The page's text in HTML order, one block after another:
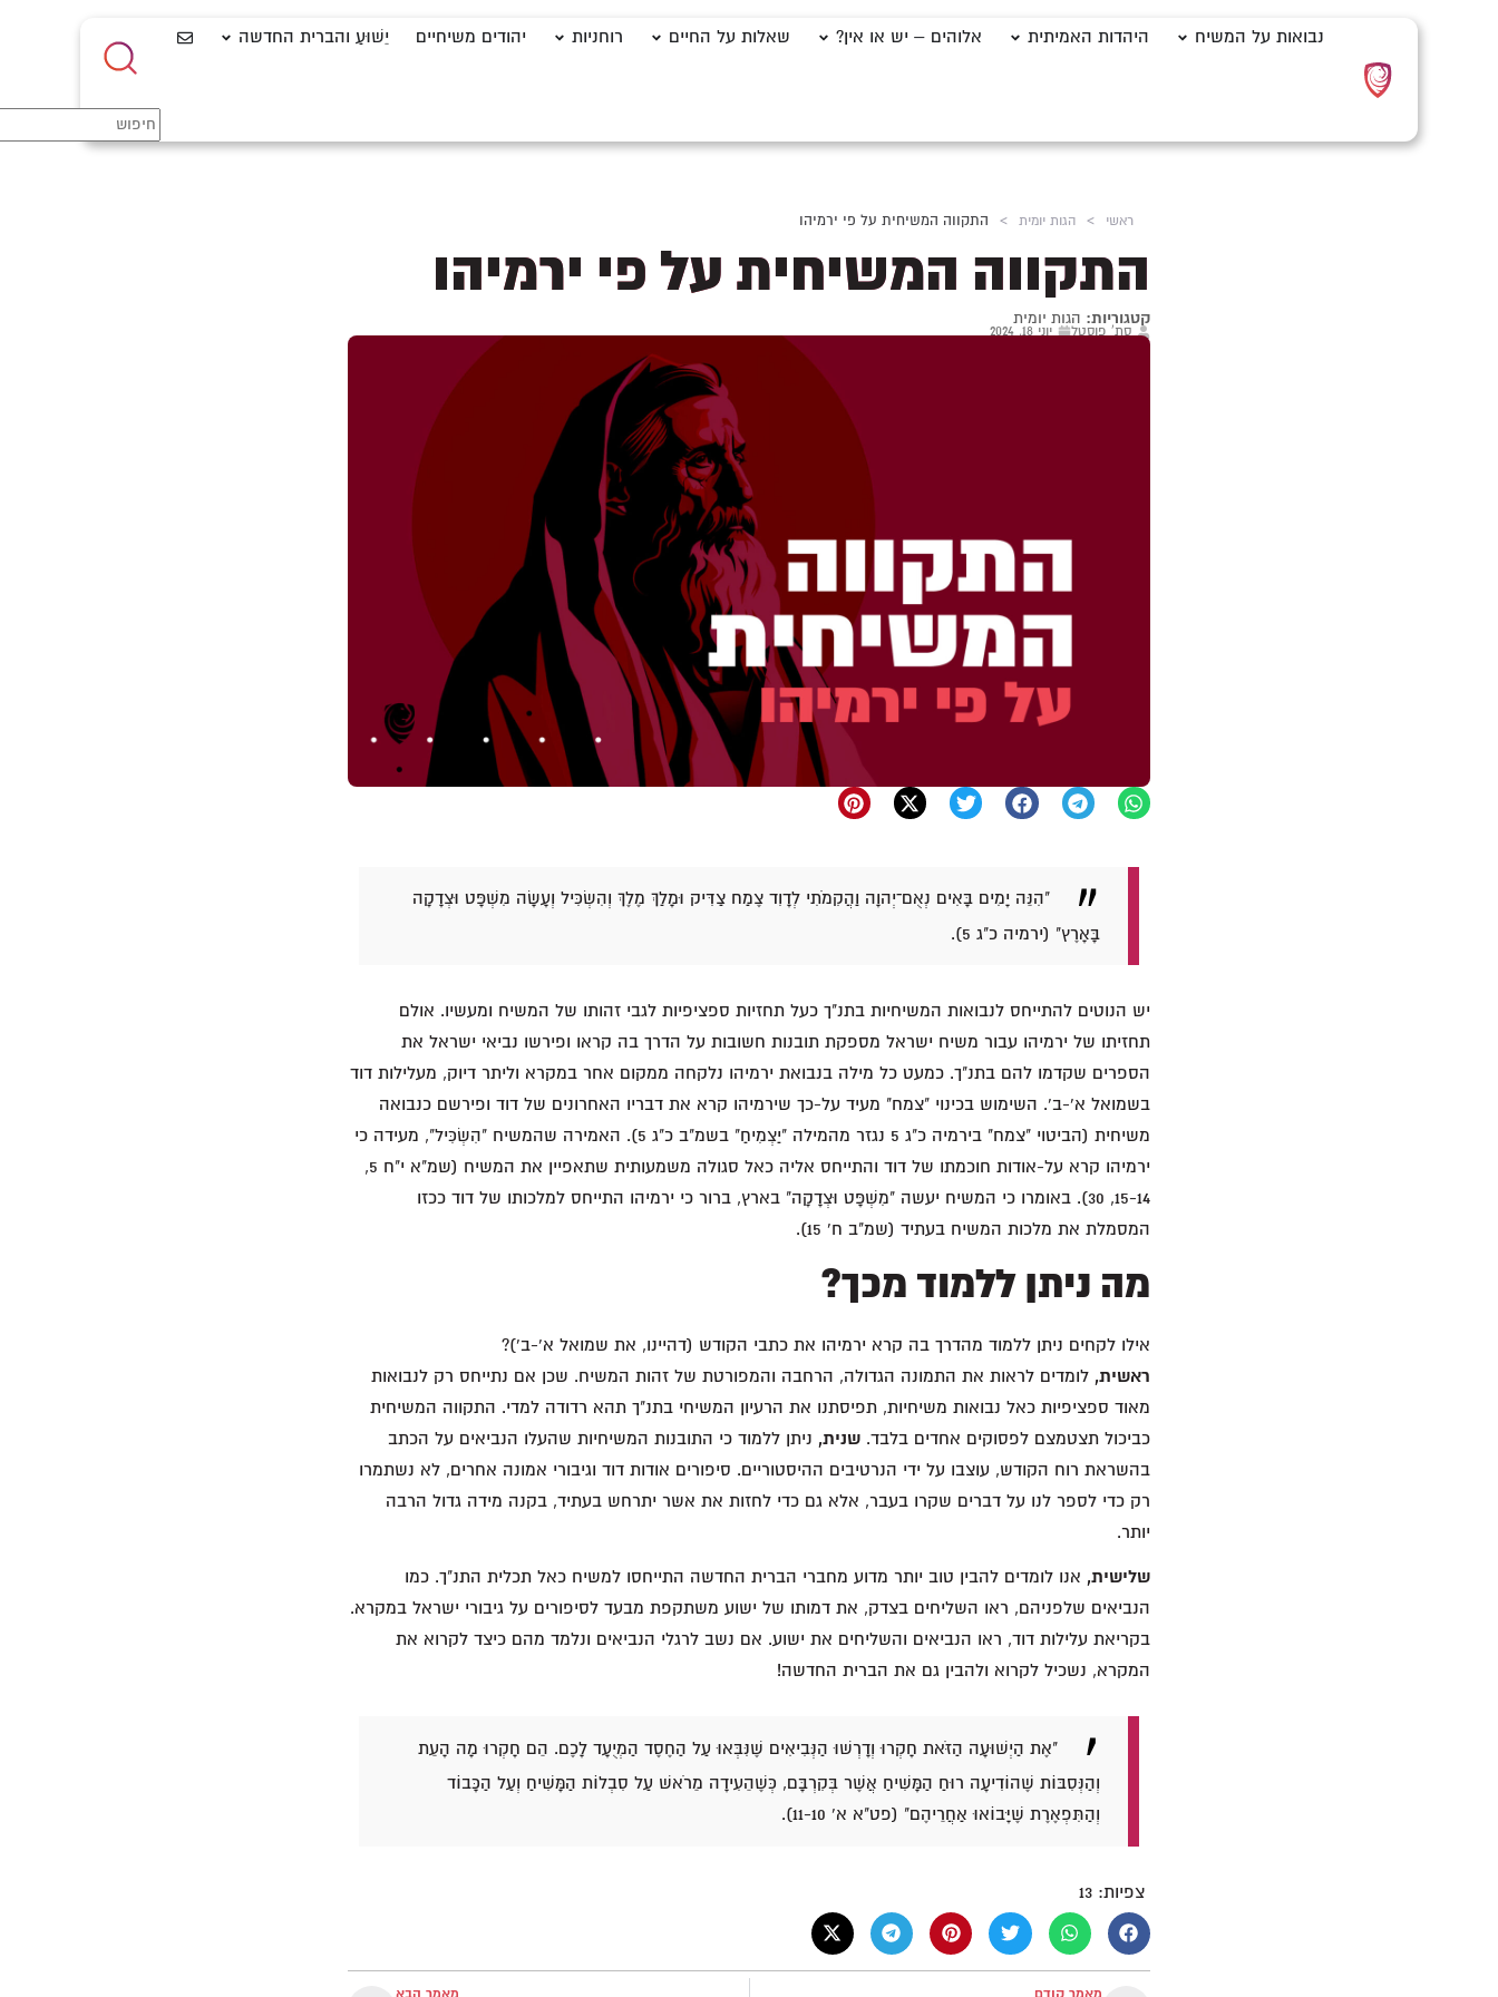
נבואות על המשיח היהדות האמיתית אלוהים – יש או אין? שאלות על החיים רוחניות יהודים משיחיים יֵשׁוּעַ והברית החדשה
ראשי > הגות יומית > התקווה המשיחית על פי ירמיהו
התקווה המשיחית על פי ירמיהו
קטגוריות: הגות יומית
סת' פוסטל יוני 18, 2024
"הִנֵּה יָמִים בָּאִים נְאֻם־יְהוָה וַהֲקִמֹתִי לְדָוִד צֶמַח צַדִּיק וּמָלַךְ מֶלֶךְ וְהִשְׂכִּיל וְעָשָׂה מִשְׁפָּט וּצְדָקָה
בָּאָרֶץ" (ירמיה כ"ג 5).
יש הנוטים להתייחס לנבואות המשיחיות בתנ"ך כעל תחזיות ספציפיות לגבי זהותו של המשיח ומעשיו. אולם
תחזיתו של ירמיהו עבור משיח ישראל מספקת תובנות חשובות על הדרך בה קראו ופירשו נביאי ישראל את
הספרים שקדמו להם בתנ"ך. כמעט כל מילה בנבואת ירמיהו נלקחה ממקום אחר במקרא וליתר דיוק, מעלילות דוד
בשמואל א'-ב'. השימוש בכינוי "צמח" מעיד על-כך שירמיהו קרא את דבריו האחרונים של דוד ופירשם כנבואה
משיחית (הביטוי "צמח" בירמיה כ"ג 5 נגזר מהמילה "יַצְמִיחַ" בשמ"ב כ"ג 5). האמירה שהמשיח "הִשְׂכִּיל", מעידה כי
ירמיהו קרא על-אודות חוכמתו של דוד והתייחס אליה כאל סגולה משמעותית שתאפיין את המשיח (שמ"א י"ח 5,
15-14, 30). באומרו כי המשיח יעשה "מִשְׁפָּט וּצְדָקָה" בארץ, ברור כי ירמיהו התייחס למלכותו של דוד ככזו
המסמלת את מלכות המשיח בעתיד (שמ"ב ח' 15).
מה ניתן ללמוד מכך?
אילו לקחים ניתן ללמוד מהדרך בה קרא ירמיהו את כתבי הקודש (דהיינו, את שמואל א'-ב')?
ראשית, לומדים לראות את התמונה הגדולה, הרחבה והמפורטת של זהות המשיח. שכן אם נתייחס רק לנבואות
מאוד ספציפיות כאל נבואות משיחיות, תפיסתנו את הרעיון המשיחי בתנ"ך תהא רדודה למדי. התקווה המשיחית
כביכול תצטמצם לפסוקים אחדים בלבד. שנית, ניתן ללמוד כי התובנות המשיחיות שהעלו הנביאים על הכתב
בהשראת רוח הקודש, עוצבו על ידי הנרטיבים ההיסטוריים. סיפורים אודות דוד וגיבורי אמונה אחרים, לא נשתמרו
רק כדי לספר לנו על דברים שקרו בעבר, אלא גם כדי לחזות את אשר יתרחש בעתיד, בקנה מידה גדול הרבה
יותר.
שלישית, אנו לומדים להבין טוב יותר מדוע מחברי הברית החדשה התייחסו למשיח כאל תכלית התנ"ך. כמו
הנביאים שלפניהם, ראו השליחים בצדק, את דמותו של ישוע משתקפת מבעד לסיפורים על גיבורי ישראל במקרא.
בקריאת עלילות דוד, ראו הנביאים והשליחים את ישוע. אם נשב לרגלי הנביאים ונלמד מהם כיצד לקרוא את
המקרא, נשכיל לקרוא ולהבין גם את הברית החדשה!
"אֶת הַיְשׁוּעָה הַזֹּאת חָקְרוּ וְדָרְשׁוּ הַנְּבִיאִים שֶׁנִּבְּאוּ עַל הַחֶסֶד הַמְיֻעָד לָכֶם. הֵם חָקְרוּ מָה הָעֵת
וְהַנְּסִבּוֹת שֶׁהוֹדִיעָה רוּחַ הַמָּשִׁיחַ אֲשֶׁר בְּקִרְבָּם, כְּשֶׁהֵעִידָה מֵרֹאשׁ עַל סִבְלוֹת הַמָּשִׁיחַ וְעַל הַכָּבוֹד
וְהַתִּפְאֶרֶת שֶׁיָּבוֹאוּ אַחֲרֵיהֶם" (פט"א א' 11-10).
צפיות: 13